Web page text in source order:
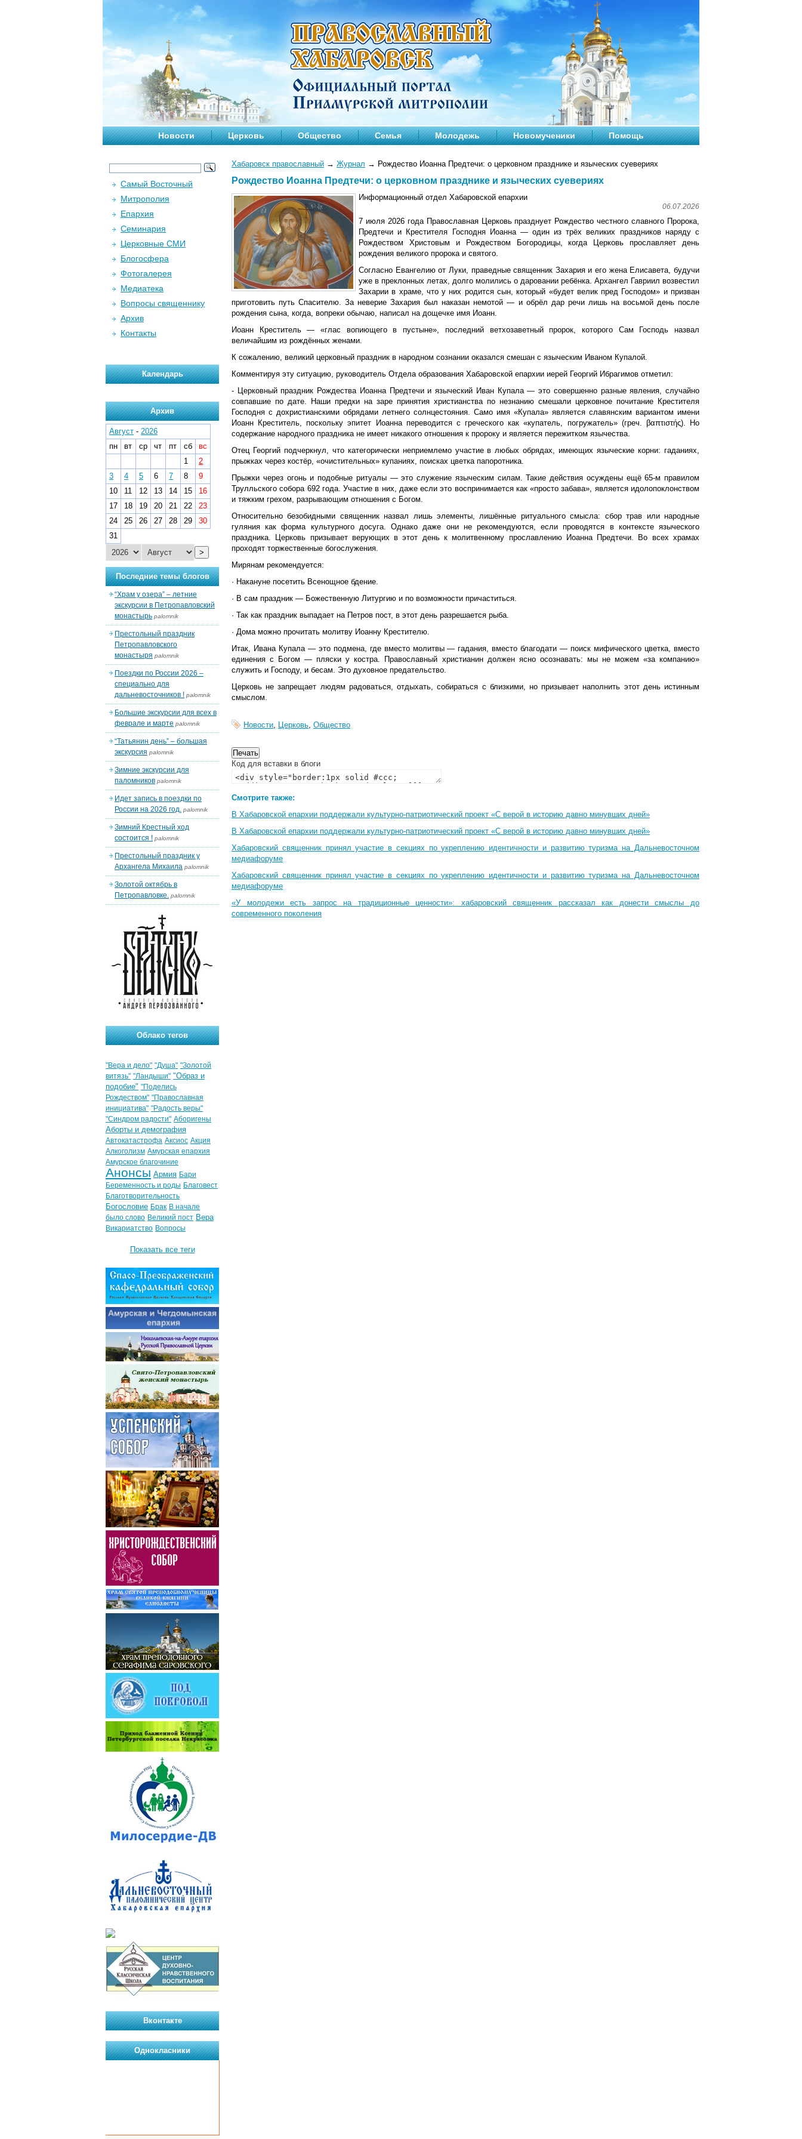
Новости Церковь Общество Семья Молодежь Новомученики Помощь
Хабаровск православный → Журнал → Рождество Иоанна Предтечи: о церковном празднике и языческих суевериях
Рождество Иоанна Предтечи: о церковном празднике и языческих суевериях
Информационный отдел Хабаровской епархии
06.07.2026
7 июля 2026 года Православная Церковь празднует Рождество честного славного Пророка,
Предтечи и Крестителя Господня Иоанна — один из трёх великих праздников наряду с
Рождеством Христовым и Рождеством Богородицы, когда Церковь прославляет день
рождения великого пророка и святого.
Согласно Евангелию от Луки, праведные священник Захария и его жена Елисавета, будучи
уже в преклонных летах, долго молились о даровании ребёнка. Архангел Гавриил возвестил
Захарии в храме, что у них родится сын, который «будет велик пред Господом» и призван
приготовить путь Спасителю. За неверие Захария был наказан немотой — и обрёл дар речи лишь на восьмой день после
рождения сына, когда, вопреки обычаю, написал на дощечке имя Иоанн.
Иоанн Креститель — «глас вопиющего в пустыне», последний ветхозаветный пророк, которого Сам Господь назвал
величайшим из рождённых женами.
К сожалению, великий церковный праздник в народном сознании оказался смешан с языческим Иваном Купалой.
Комментируя эту ситуацию, руководитель Отдела образования Хабаровской епархии иерей Георгий Ибрагимов отметил:
- Церковный праздник Рождества Иоанна Предтечи и языческий Иван Купала — это совершенно разные явления, случайно
совпавшие по дате. Наши предки на заре принятия христианства по незнанию смешали церковное почитание Крестителя
Господня с дохристианскими обрядами летнего солнцестояния. Само имя «Купала» является славянским вариантом имени
Иоанн Креститель, поскольку эпитет Иоанна переводится с греческого как «купатель, погружатель» (греч. βαπτιστής). Но
содержание народного праздника не имеет никакого отношения к пророку и является пережитком язычества.
Отец Георгий подчеркнул, что категорически неприемлемо участие в любых обрядах, имеющих языческие корни: гаданиях,
прыжках через костёр, «очистительных» купаниях, поисках цветка папоротника.
Прыжки через огонь и подобные ритуалы — это служение языческим силам. Такие действия осуждены ещё 65-м правилом
Трулльского собора 692 года. Участие в них, даже если это воспринимается как «просто забава», является идолопоклонством
и тяжким грехом, разрывающим отношения с Богом.
Относительно безобидными священник назвал лишь элементы, лишённые ритуального смысла: сбор трав или народные
гуляния как форма культурного досуга. Однако даже они не рекомендуются, если проводятся в контексте языческого
праздника. Церковь призывает верующих в этот день к молитвенному прославлению Иоанна Предтечи. Во всех храмах
проходят торжественные богослужения.
Мирянам рекомендуется:
· Накануне посетить Всенощное бдение.
· В сам праздник — Божественную Литургию и по возможности причаститься.
· Так как праздник выпадает на Петров пост, в этот день разрешается рыба.
· Дома можно прочитать молитву Иоанну Крестителю.
Итак, Ивана Купала — это подмена, где вместо молитвы — гадания, вместо благодати — поиск мифического цветка, вместо
единения с Богом — пляски у костра. Православный христианин должен ясно осознавать: мы не можем «за компанию»
служить и Господу, и бесам. Это духовное предательство.
Церковь не запрещает людям радоваться, отдыхать, собираться с близкими, но призывает наполнить этот день истинным
смыслом.
Новости, Церковь, Общество
Код для вставки в блоги
Смотрите также:
В Хабаровской епархии поддержали культурно-патриотический проект «С верой в историю давно минувших дней»
В Хабаровской епархии поддержали культурно-патриотический проект «С верой в историю давно минувших дней»
Хабаровский священник принял участие в секциях по укреплению идентичности и развитию туризма на Дальневосточном
медиафоруме
Хабаровский священник принял участие в секциях по укреплению идентичности и развитию туризма на Дальневосточном
медиафоруме
«У молодежи есть запрос на традиционные ценности»: хабаровский священник рассказал как донести смыслы до
современного поколения
Самый Восточный
Митрополия
Епархия
Семинария
Церковные СМИ
Блогосфера
Фотогалерея
Медиатека
Вопросы священнику
Архив
Контакты
Календарь
Архив
Август - 2026
пн
вт ср чт пт сб
вс
1
2
3
4 5 6 7 8
9
10
11 12 13 14 15
16
17
18 19 20 21 22
23
24
25 26 27 28 29
30
31
>
Последние темы блогов
“Храм у озера” – летние
экскурсии в Петропавловский
монастырь palomnik
Престольный праздник
Петропавловского
монастыря palomnik
Поездки по России 2026 –
специально для
дальневосточников ! palomnik
Большие экскурсии для всех в
феврале и марте palomnik
“Татьянин день” – большая
экскурсия palomnik
Зимние экскурсии для
паломников palomnik
Идет запись в поездки по
России на 2026 год. palomnik
Зимний Крестный ход
состоится ! palomnik
Престольный праздник у
Архангела Михаила palomnik
Золотой октябрь в
Петропавловке. palomnik
Облако тегов
"Вера и дело" "Душа" "Золотой
витязь" "Ландыши" "Образ и
подобие" "Поделись
Рождеством" "Православная
инициатива" "Радость веры"
"Синдром радости" Аборигены
Аборты и демография
Автокатастрофа Аксиос Акция
Алкоголизм Амурская епархия
Амурское благочиние
Анонсы Армия Бари
Беременность и роды Благовест
Благотворительность
Богословие Брак В начале
было слово Великий пост Вера
Викариатство Вопросы
Показать все теги
Вконтакте
Однокласники